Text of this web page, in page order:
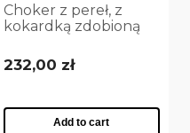
Choker z pereł, z
kokardką zdobioną
Princess Collection
(C25/NUT/09AG)
232,00 zł
Add to cart